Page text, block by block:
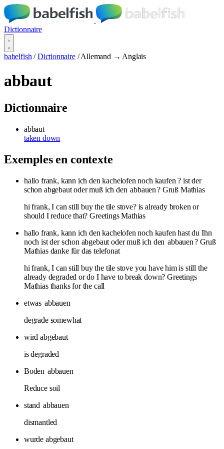
Dictionnaire
babelfish / Dictionnaire / Allemand → Anglais
abbaut
Dictionnaire
abbaut
taken down
Exemples en contexte
hallo frank, kann ich den kachelofen noch kaufen ? ist der
schon abgebaut oder muß ich den abbauen? Gruß Mathias
hi frank, I can still buy the tile stove? is already broken or
should I reduce that? Greetings Mathias
hallo frank, kann ich den kachelofen noch kaufen hast du Ihn
noch ist der schon abgebaut oder muß ich den abbauen? Gruß
Mathias danke für das telefonat
hi frank, I can still buy the tile stove you have him is still the
already degraded or do I have to break down? Greetings
Mathias thanks for the call
etwas abbauen
degrade somewhat
wird abgebaut
is degraded
Boden abbauen
Reduce soil
stand abbauen
dismantled
wurde abgebaut